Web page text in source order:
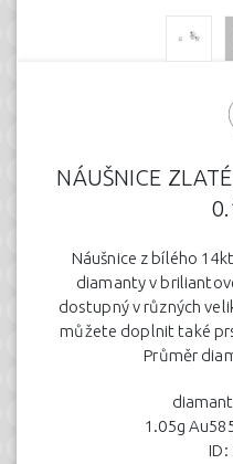
NÁUŠNICE
Náušnice z bílého
diamanty v
dostupný v různých
můžete doplnit také
Průměr
1.05g
ID: